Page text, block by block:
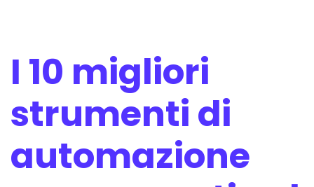
I 10 migliori
strumenti di
automazione